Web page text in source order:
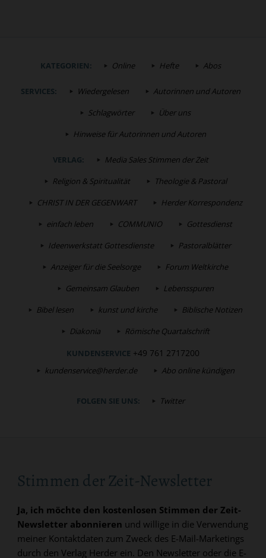
KATEGORIEN: Online Hefte Abos
SERVICES: Wiedergelesen
Autorinnen und Autoren
Schlagwörter
Über uns
Hinweise für Autorinnen und Autoren
VERLAG:
Media Sales Stimmen der Zeit
Religion & Spiritualität
Theologie & Pastoral
CHRIST IN DER GEGENWART
Herder Korrespondenz
einfach leben
COMMUNIO
Gottesdienst
Ideenwerkstatt Gottesdienste
Pastoralblätter
Anzeiger für die Seelsorge
Forum Weltkirche
Gemeinsam Glauben
Lebensspuren
Bibel lesen
kunst und kirche
Biblische Notizen
Diakonia
Römische Quartalschrift
KUNDENSERVICE +49 761 2717200
kundenservice@herder.de Abo online kündigen
FOLGEN SIE UNS: Twitter
Stimmen der Zeit-Newsletter
Ja, ich möchte den kostenlosen Stimmen der Zeit-
Newsletter abonnieren und willige in die Verwendung
meiner Kontaktdaten zum Zweck des E-Mail-Marketings
durch den Verlag Herder ein. Den Newsletter oder die E-